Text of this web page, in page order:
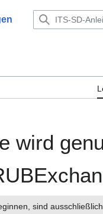
wird
sind